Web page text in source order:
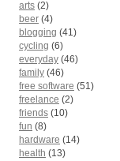
arts (2)
beer (4)
blogging (41)
cycling (6)
everyday (46)
family (46)
free software (51)
freelance (2)
friends (10)
fun (8)
hardware (14)
health (13)